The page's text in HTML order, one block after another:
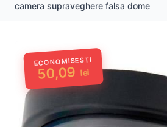
camera supraveghere falsa dome
ECONOMISESTI
50,09 lei